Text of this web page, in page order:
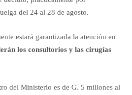
del 24 al 28 de agosto.
estará garantizada la atención en
los consultorios y las cirugías
del Ministerio es de G. 5 millones al